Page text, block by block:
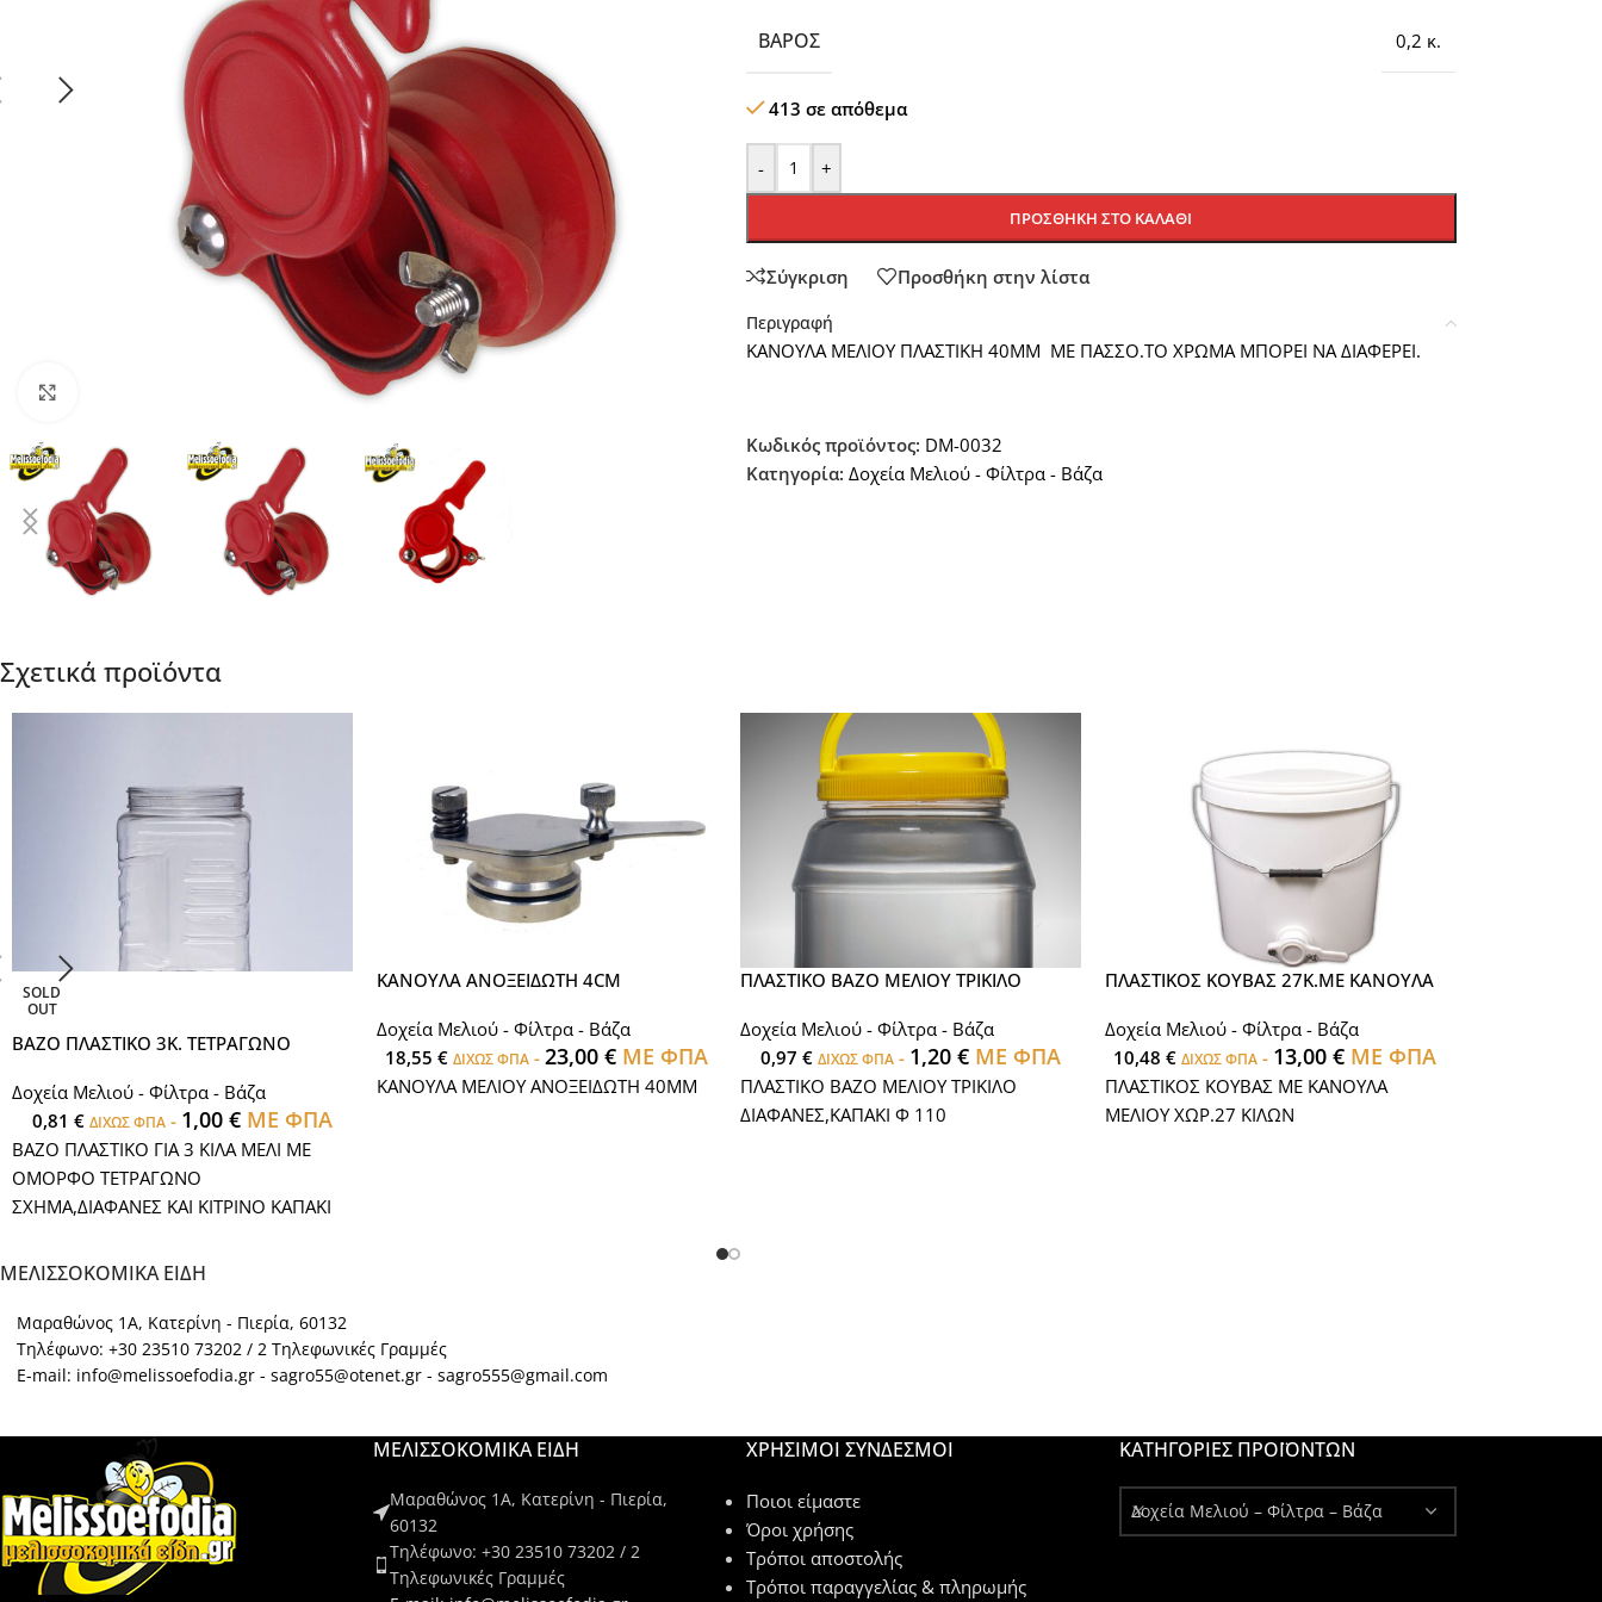
ΒΆΡΟΣ 0,2 κ.
413 σε απόθεμα
- +
ΠΡΟΣΘΉΚΗ ΣΤΟ ΚΑΛΆΘΙ
Σύγκριση Προσθήκη στην λίστα
Περιγραφή
ΚΑΝΟΥΛΑ ΜΕΛΙΟΥ ΠΛΑΣΤΙΚΗ 40ΜΜ ΜΕ ΠΑΣΣΟ.ΤΟ ΧΡΩΜΑ ΜΠΟΡΕΙ ΝΑ ΔΙΑΦΕΡΕΙ.
Κωδικός προϊόντος: DM-0032
Κατηγορία: Δοχεία Μελιού - Φίλτρα - Βάζα
Σχετικά προϊόντα
SOLD
OUT
ΒΑΖΟ ΠΛΑΣΤΙΚΟ 3Κ. ΤΕΤΡΑΓΩΝΟ
Δοχεία Μελιού - Φίλτρα - Βάζα
0,81 € ΔΙΧΩΣ ΦΠΑ- 1,00 €ΜΕ ΦΠΑ
ΒΑΖΟ ΠΛΑΣΤΙΚΟ ΓΙΑ 3 ΚΙΛΑ ΜΕΛΙ ΜΕ
ΟΜΟΡΦΟ ΤΕΤΡΑΓΩΝΟ
ΣΧΗΜΑ,ΔΙΑΦΑΝΕΣ ΚΑΙ ΚΙΤΡΙΝΟ ΚΑΠΑΚΙ
ΚΑΝΟΥΛΑ ΑΝΟΞΕΙΔΩΤΗ 4CM
Δοχεία Μελιού - Φίλτρα - Βάζα
18,55 € ΔΙΧΩΣ ΦΠΑ- 23,00 €ΜΕ ΦΠΑ
ΚΑΝΟΥΛΑ ΜΕΛΙΟΥ ΑΝΟΞΕΙΔΩΤΗ 40ΜΜ
ΠΛΑΣΤΙΚΟ ΒΑΖΟ ΜΕΛΙΟΥ ΤΡΙΚΙΛΟ
Δοχεία Μελιού - Φίλτρα - Βάζα
0,97 € ΔΙΧΩΣ ΦΠΑ- 1,20 €ΜΕ ΦΠΑ
ΠΛΑΣΤΙΚΟ ΒΑΖΟ ΜΕΛΙΟΥ ΤΡΙΚΙΛΟ
ΔΙΑΦΑΝΕΣ,ΚΑΠΑΚΙ Φ 110
ΠΛΑΣΤΙΚΟΣ ΚΟΥΒΑΣ 27Κ.ΜΕ ΚΑΝΟΥΛΑ
Δοχεία Μελιού - Φίλτρα - Βάζα
10,48 € ΔΙΧΩΣ ΦΠΑ- 13,00 €ΜΕ ΦΠΑ
ΠΛΑΣΤΙΚΟΣ ΚΟΥΒΑΣ ΜΕ ΚΑΝΟΥΛΑ
ΜΕΛΙΟΥ ΧΩΡ.27 ΚΙΛΩΝ
ΜΕΛΙΣΣΟΚΟΜΙΚΑ ΕΙΔΗ
Μαραθώνος 1Α, Κατερίνη - Πιερία, 60132
Τηλέφωνο: +30 23510 73202 / 2 Τηλεφωνικές Γραμμές
E-mail: info@melissoefodia.gr - sagro55@otenet.gr - sagro555@gmail.com
ΜΕΛΙΣΣΟΚΟΜΙΚΑ ΕΙΔΗ
Μαραθώνος 1Α, Κατερίνη - Πιερία,
60132
Τηλέφωνο: +30 23510 73202 / 2
Τηλεφωνικές Γραμμές
ΧΡΉΣΙΜΟΙ ΣΎΝΔΕΣΜΟΙ
Ποιοι είμαστε
Όροι χρήσης
Τρόποι αποστολής
Τρόποι παραγγελίας & πληρωμής
ΚΑΤΗΓΟΡΊΕΣ ΠΡΟΪΌΝΤΩΝ
Δοχεία Μελιού – Φίλτρα – Βάζα